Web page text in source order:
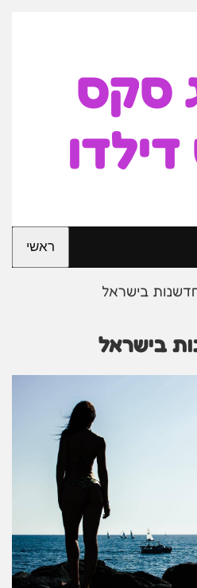
סקס
ראשי
בישראל
בישראל